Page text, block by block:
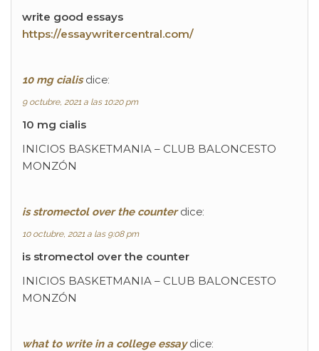
write good essays
https://essaywritercentral.com/
10 mg cialis dice:
9 octubre, 2021 a las 10:20 pm
10 mg cialis
INICIOS BASKETMANIA – CLUB BALONCESTO
MONZÓN
is stromectol over the counter dice:
10 octubre, 2021 a las 9:08 pm
is stromectol over the counter
INICIOS BASKETMANIA – CLUB BALONCESTO
MONZÓN
what to write in a college essay dice: